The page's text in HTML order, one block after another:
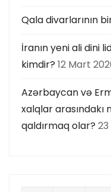
Qala divarlarının
İranın yeni ali dini
kimdir? 12 Mart
Azərbaycan və
xalqlar
qaldırmaq olar?